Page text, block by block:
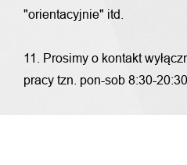
"orientacyjnie" itd.
11. Prosimy o kontakt
pracy tzn. pon-sob 8:30-20:30.